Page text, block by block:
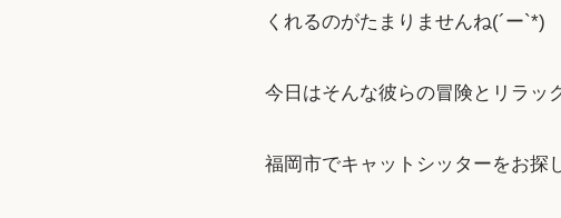
くれるのがたまりませんね(´ー`*)
今日はそんな彼らの冒険とリラッ
福岡市でキャットシッターをお探